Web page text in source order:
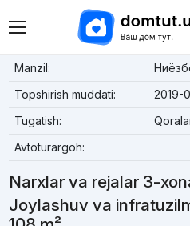
Manzil:
Topshirish muddati:
2019-
Tugatish:
Avtoturargoh:
Narxlar va rejalar 3-
Joylashuv va